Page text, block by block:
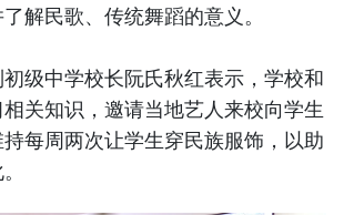
解民歌、传统舞蹈的意义。
级中学校长阮氏秋红表示，学校和
关知识，邀请当地艺人来校向学生
每周两次让学生穿民族服饰，以助